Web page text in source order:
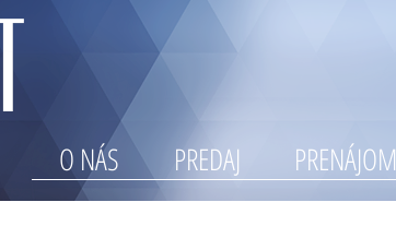
O NÁS PREDAJ PRENÁJOM